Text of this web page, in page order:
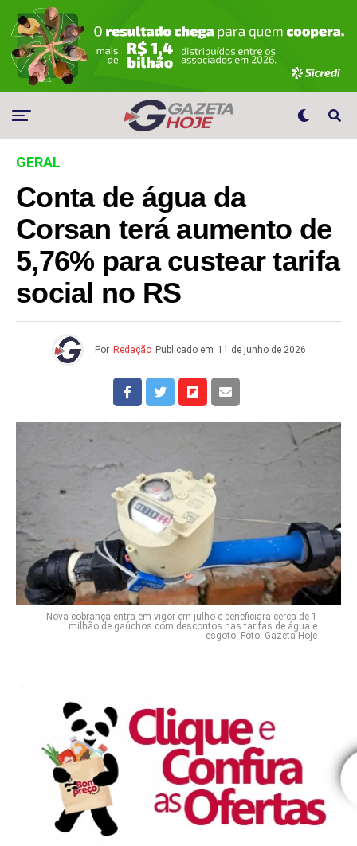
GERAL
Conta de água da
Corsan terá aumento de
5,76% para custear tarifa
social no RS
Por Redação Publicado em 11 de junho de 2026
Nova cobrança entra em vigor em julho e beneficiará cerca de 1
milhão de gaúchos com descontos nas tarifas de água e
esgoto. Foto: Gazeta Hoje